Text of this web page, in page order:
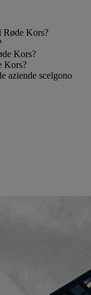
Røde Kors?
Kors?
Kors?
aziende scelgono